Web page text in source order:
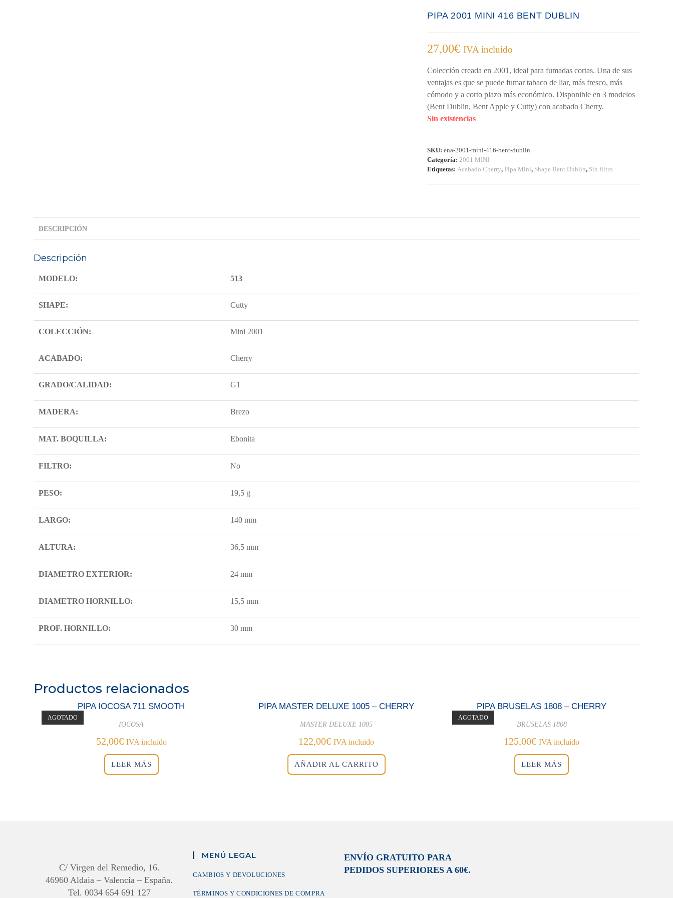
PIPA 2001 MINI 416 BENT DUBLIN
27,00€ IVA incluido
Colección creada en 2001, ideal para fumadas cortas. Una de sus
ventajas es que se puede fumar tabaco de liar, más fresco, más
cómodo y a corto plazo más económico. Disponible en 3 modelos
(Bent Dublin, Bent Apple y Cutty) con acabado Cherry.
Sin existencias
SKU:ena-2001-mini-416-bent-dublin
Categoría:2001 MINI
Etiquetas:Acabado Cherry, Pipa Mini, Shape Bent Dublin, Sin filtro
DESCRIPCIÓN
Descripción
MODELO: 513
SHAPE: Cutty
COLECCIÓN: Mini 2001
ACABADO: Cherry
GRADO/CALIDAD: G1
MADERA: Brezo
MAT. BOQUILLA: Ebonita
FILTRO: No
PESO: 19,5 g
LARGO: 140 mm
ALTURA: 36,5 mm
DIAMETRO EXTERIOR: 24 mm
DIAMETRO HORNILLO: 15,5 mm
PROF. HORNILLO: 30 mm
Productos relacionados
AGOTADO
PIPA IOCOSA 711 SMOOTH
IOCOSA
52,00€ IVA incluido
LEER MÁS
PIPA MASTER DELUXE 1005 – CHERRY
MASTER DELUXE 1005
122,00€ IVA incluido
AÑADIR AL CARRITO
AGOTADO
PIPA BRUSELAS 1808 – CHERRY
BRUSELAS 1808
125,00€ IVA incluido
LEER MÁS
C/ Virgen del Remedio, 16.
46960 Aldaia – Valencia – España.
Tel. 0034 654 691 127
MENÚ LEGAL
CAMBIOS Y DEVOLUCIONES
TÉRMINOS Y CONDICIONES DE COMPRA
ENVÍO GRATUITO PARA
PEDIDOS SUPERIORES A 60€.